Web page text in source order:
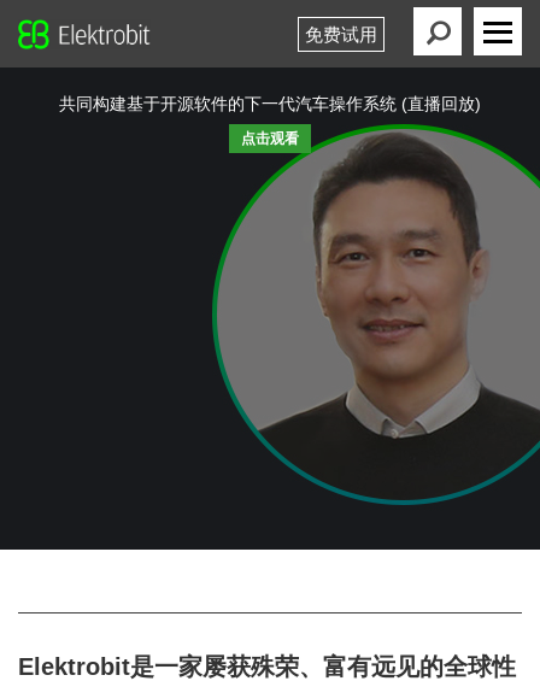
免费试用
Elektrobit
Primary
Menu
共同构建基于开源软件的下一代汽车操作系统 (直播回放)
点击观看
Elektrobit是一家屡获殊荣、富有远见的全球性